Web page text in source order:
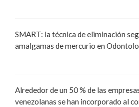
SMART: la técnica de eliminación
amalgamas de mercurio en
Alrededor de un 50 % de las
venezolanas se han incorporado al